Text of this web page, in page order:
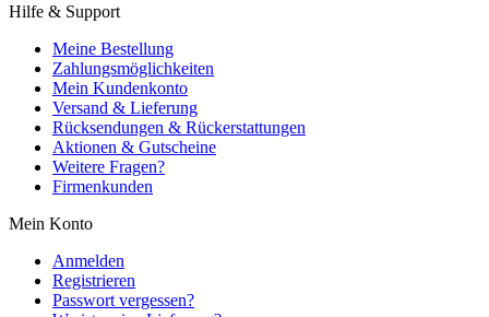
Hilfe & Support
Meine Bestellung
Zahlungsmöglichkeiten
Mein Kundenkonto
Versand & Lieferung
Rücksendungen & Rückerstattungen
Aktionen & Gutscheine
Weitere Fragen?
Firmenkunden
Mein Konto
Anmelden
Registrieren
Passwort vergessen?